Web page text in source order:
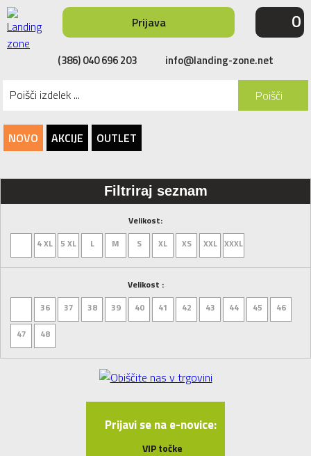
NOVO AKCIJE OUTLET
(386) 040 696 203 info@landing-zone.net
Prijava
Poišči
0
Filtriraj seznam
Velikost:
4 XL
5 XL L M S XL XS XXL XXXL
Velikost :
36
37 38 39 40 41 42 43 44 45
46
47
48
Prijavi se na e-novice:
VIP točke